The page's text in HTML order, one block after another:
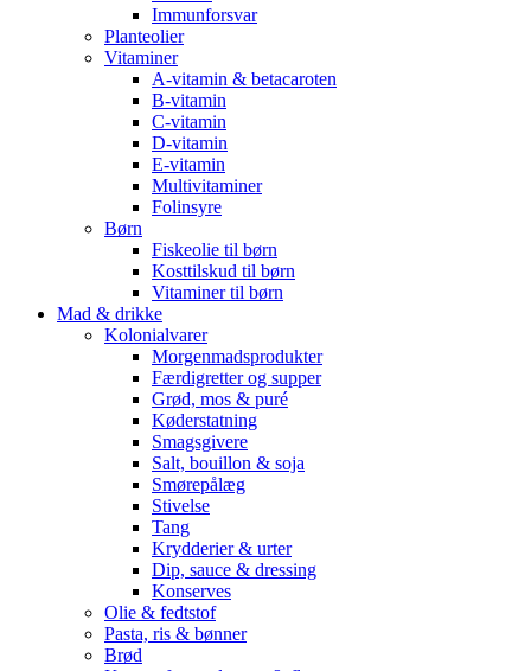
Immunforsvar
Planteolier
Vitaminer
A-vitamin & betacaroten
B-vitamin
C-vitamin
D-vitamin
E-vitamin
Multivitaminer
Folinsyre
Børn
Fiskeolie til børn
Kosttilskud til børn
Vitaminer til børn
Mad & drikke
Kolonialvarer
Morgenmadsprodukter
Færdigretter og supper
Grød, mos & puré
Køderstatning
Smagsgivere
Salt, bouillon & soja
Smørepålæg
Stivelse
Tang
Krydderier & urter
Dip, sauce & dressing
Konserves
Olie & fedtstof
Pasta, ris & bønner
Brød